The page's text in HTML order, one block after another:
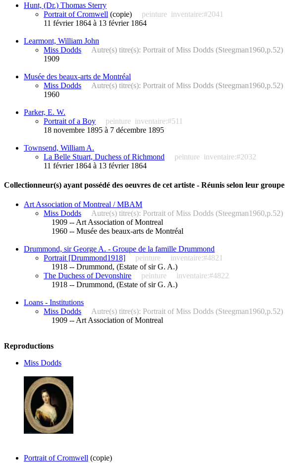
Hunt, (Dr.) Thomas Sterry
Portrait of Cromwell (copie) peinture inventaire:#2041
11 février 1864 à 13 février 1864
Learmont, William John
Miss Dodds
Autre(s) titre(s): Portrait of Miss Dodds (Steegman1960,p.52)
1909
Musée des beaux-arts de Montréal
Miss Dodds
Autre(s) titre(s): Portrait of Miss Dodds (Steegman1960,p.52)
1960
Parker, E. W.
Portrait of a Boy
peinture inventaire:#511
18 novembre 1895 à 7 décembre 1895
Townsend, William A.
La Belle Stuart, Duchess of Richmond
peinture inventaire:#2032
11 février 1864 à 13 février 1864
Collectionneur(s) ayant possédé des oeuvres de cet artiste - Réunis selon leur groupe
Art Association of Montreal / MBAM
Miss Dodds
Autre(s) titre(s): Portrait of Miss Dodds (Steegman1960,p.52)
1909 -- Art Association of Montreal
1960 -- Musée des beaux-arts de Montréal
Drummond, sir George A. - Groupe de la famille Drummond
Portrait [Drummond1918]
peinture
inventaire:#4821
1918 -- Drummond, (Estate of sir G. A.)
The Duchess of Devonshire
peinture
inventaire:#4822
1918 -- Drummond, (Estate of sir G. A.)
Loans - Institutions
Miss Dodds
Autre(s) titre(s): Portrait of Miss Dodds (Steegman1960,p.52)
1909 -- Art Association of Montreal
Reproductions
Miss Dodds
Portrait of Cromwell (copie)